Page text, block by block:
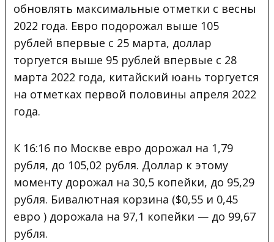
обновлять максимальные отметки с весны
2022 года. Евро подорожал выше 105
рублей впервые с 25 марта, доллар
торгуется выше 95 рублей впервые с 28
марта 2022 года, китайский юань торгуется
на отметках первой половины апреля 2022
года.
К 16:16 по Москве евро дорожал на 1,79
рубля, до 105,02 рубля. Доллар к этому
моменту дорожал на 30,5 копейки, до 95,29
рубля. Бивалютная корзина ($0,55 и 0,45
евро ) дорожала на 97,1 копейки — до 99,67
рубля.